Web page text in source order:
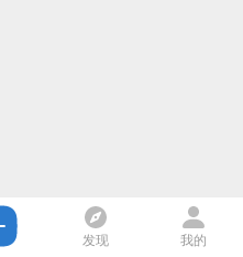
发现 我的